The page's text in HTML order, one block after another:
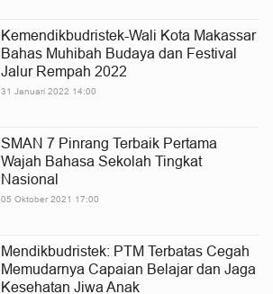
Kemendikbudristek-Wali Kota Makassar
Bahas Muhibah Budaya dan Festival
Jalur Rempah 2022
31 Januari 2022 14:00
SMAN 7 Pinrang Terbaik Pertama
Wajah Bahasa Sekolah Tingkat
Nasional
05 Oktober 2021 17:00
Mendikbudristek: PTM Terbatas Cegah
Memudarnya Capaian Belajar dan Jaga
Kesehatan Jiwa Anak